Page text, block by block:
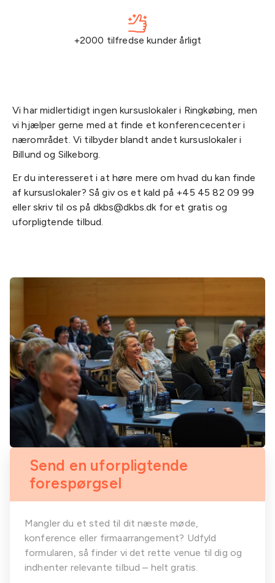
+2000 tilfredse kunder årligt
Vi har midlertidigt ingen kursuslokaler i Ringkøbing, men
vi hjælper gerne med at finde et konferencecenter i
nærområdet. Vi tilbyder blandt andet kursuslokaler i
Billund og Silkeborg.
Er du interesseret i at høre mere om hvad du kan finde
af kursuslokaler? Så giv os et kald på +45 45 82 09 99
eller skriv til os på dkbs@dkbs.dk for et gratis og
uforpligtende tilbud.
Send en uforpligtende
forespørgsel
Mangler du et sted til dit næste møde,
konference eller firmaarrangement? Udfyld
formularen, så finder vi det rette venue til dig og
indhenter relevante tilbud – helt gratis.